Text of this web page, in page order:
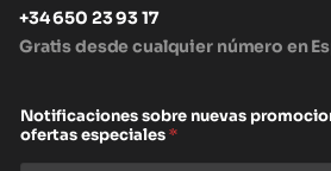
+34 650 23 93 17
Gratis desde cualquier número en
Notificaciones sobre nuevas
ofertas especiales*